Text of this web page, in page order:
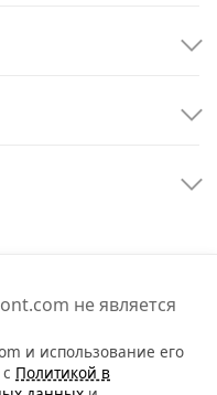
не является
и использование его
Политикой в